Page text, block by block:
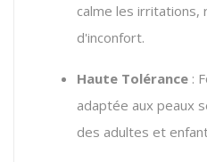
calme les irritations,
d'inconfort.
Haute Tolérance :
adaptée aux peaux
des adultes et